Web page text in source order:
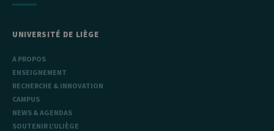
UNIVERSITÉ DE LIÈGE
A PROPOS
ENSEIGNEMENT
RECHERCHE & INNOVATION
CAMPUS
NEWS & AGENDAS
SOUTENIR L'ULIÈGE